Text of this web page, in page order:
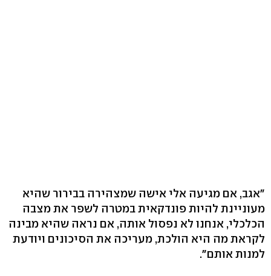
"אגב, אם מגיעה אלי אישה שמצהירה בבירור שהיא
מעוניינת להיות פונדקאית במטרה לשפר את מצבה
הכלכלי, אנחנו לא נפסול אותה, אם נראה שהיא מבינה
לקראת מה היא הולכת, מעריכה את הסיכונים ויודעת
למנות אותם".